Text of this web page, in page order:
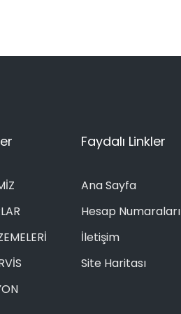
Faydalı Linkler
Ana Sayfa
Hesap Numaraları
İletişim
Site Haritası